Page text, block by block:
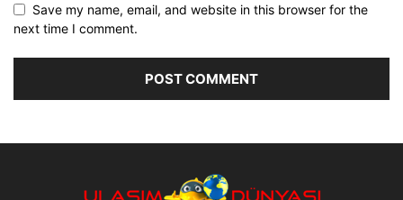
Save my name, email, and website in this browser for the
next time I comment.